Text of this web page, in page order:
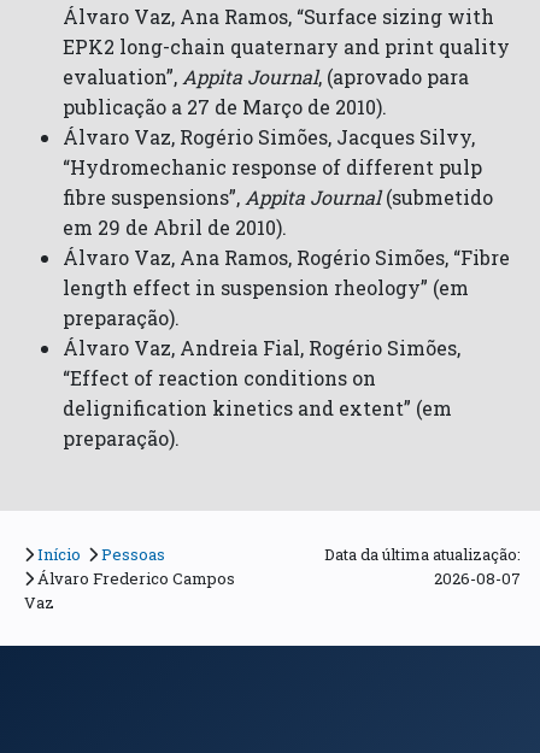
Álvaro Vaz, Ana Ramos, “Surface sizing with
EPK2 long-chain quaternary and print quality
evaluation”, Appita Journal, (aprovado para
publicação a 27 de Março de 2010).
Álvaro Vaz, Rogério Simões, Jacques Silvy,
“Hydromechanic response of different pulp
fibre suspensions”, Appita Journal(submetido
em 29 de Abril de 2010).
Álvaro Vaz, Ana Ramos, Rogério Simões, “Fibre
length effect in suspension rheology” (em
preparação).
Álvaro Vaz, Andreia Fial, Rogério Simões,
“Effect of reaction conditions on
delignification kinetics and extent” (em
preparação).
Início
Pessoas
Álvaro Frederico Campos
Vaz
Data da última atualização:
2026-08-07